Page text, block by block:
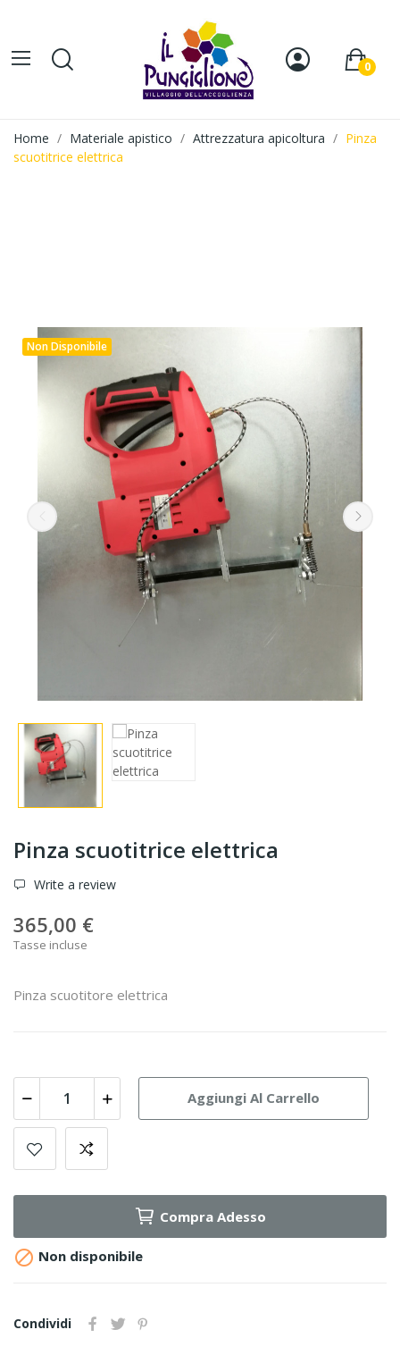
0
Home Materiale apistico Attrezzatura apicoltura
Pinza
scuotitrice elettrica
Non Disponibile
Pinza scuotitrice elettrica
Write a review
365,00 €
Tasse incluse
Pinza scuotitore elettrica
Aggiungi Al Carrello
Compra Adesso
 Non disponibile
Condividi